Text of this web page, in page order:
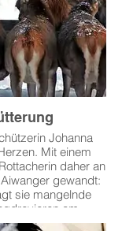
Johanna
Mit einem
daher an
gewandt:
sie mangelnde
am